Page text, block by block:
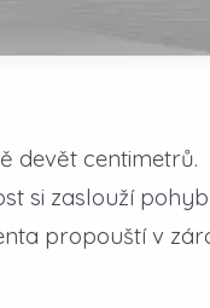
devět centimetrů.
si zaslouží
propouští v